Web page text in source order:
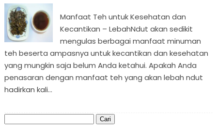
Manfaat Teh untuk Kesehatan dan
Kecantikan – LebahNdut akan sedikit
mengulas berbagai manfaat minuman
teh beserta ampasnya untuk kecantikan dan kesehatan
yang mungkin saja belum Anda ketahui. Apakah Anda
penasaran dengan manfaat teh yang akan lebah ndut
hadirkan kali...